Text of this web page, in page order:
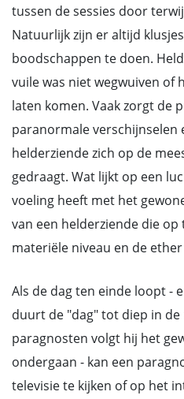
tussen de sessies door
Natuurlijk zijn er altijd
boodschappen te doen.
vuile was niet wegwuiven of
laten komen. Vaak zorgt de
paranormale verschijnselen
helderziende zich op de
gedraagt. Wat lijkt op een
voeling heeft met het
van een helderziende die
materiële niveau en de
Als de dag ten einde loopt -
duurt de "dag" tot diep in
paragnosten volgt hij het
ondergaan - kan een
televisie te kijken of op het